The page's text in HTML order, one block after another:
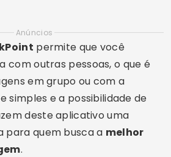
Anúncios
permite que você
com outras pessoas, o que é
em grupo ou com a
simples e a possibilidade de
deste aplicativo uma
para quem busca a melhor
.